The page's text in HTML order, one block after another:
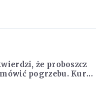
że proboszcz
pogrzebu. Kuria
wyjaśnienia